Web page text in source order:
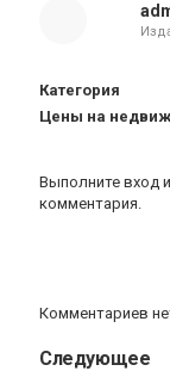
Категория
Цены на
Выполните вход
комментария.
Комментариев
Следующее